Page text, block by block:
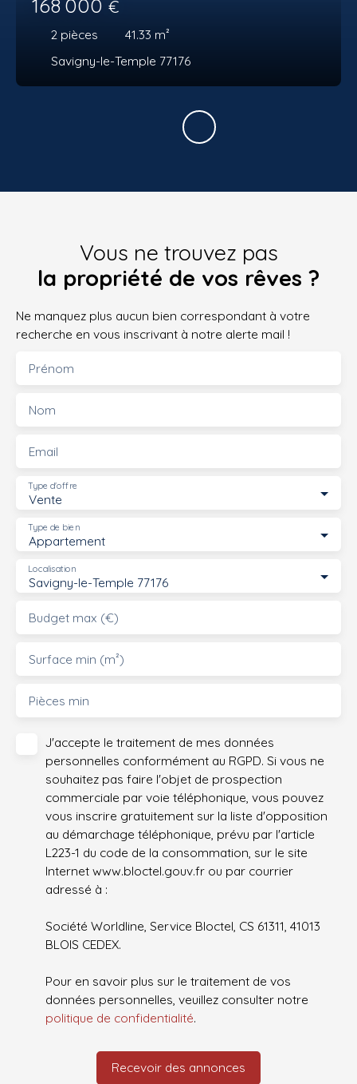
168 000 €
2 pièces 41.33 m²
Savigny-le-Temple 77176
Vous ne trouvez pas
la propriété de vos rêves ?
Ne manquez plus aucun bien correspondant à votre
recherche en vous inscrivant à notre alerte mail !
Prénom
Nom
Email
Vente
Type d'offre
Appartement
Type de bien
Savigny-le-Temple 77176
Localisation
Budget max (€)
Surface min (m²)
Pièces min
J'accepte le traitement de mes données
personnelles conformément au RGPD. Si vous ne
souhaitez pas faire l'objet de prospection
commerciale par voie téléphonique, vous pouvez
vous inscrire gratuitement sur la liste d'opposition
au démarchage téléphonique, prévu par l'article
L223-1 du code de la consommation, sur le site
Internet www.bloctel.gouv.fr ou par courrier
adressé à :
Société Worldline, Service Bloctel, CS 61311, 41013
BLOIS CEDEX.
Pour en savoir plus sur le traitement de vos
données personnelles, veuillez consulter notre
politique de confidentialité.
Recevoir des annonces